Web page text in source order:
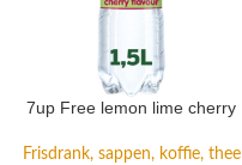
7up Free lemon lime cherry
Frisdrank, sappen, koffie, thee